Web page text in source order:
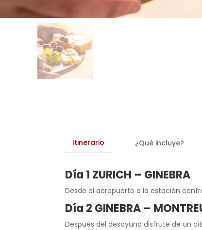
Itinerario ¿Qué incluye?
Día 1 ZURICH – GINEBRA
Desde el aeropuerto o la estación
Día 2 GINEBRA –
Después del desayuno disfrute de un